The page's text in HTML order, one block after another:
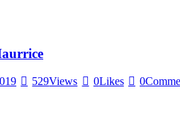
529Views 0Likes 0